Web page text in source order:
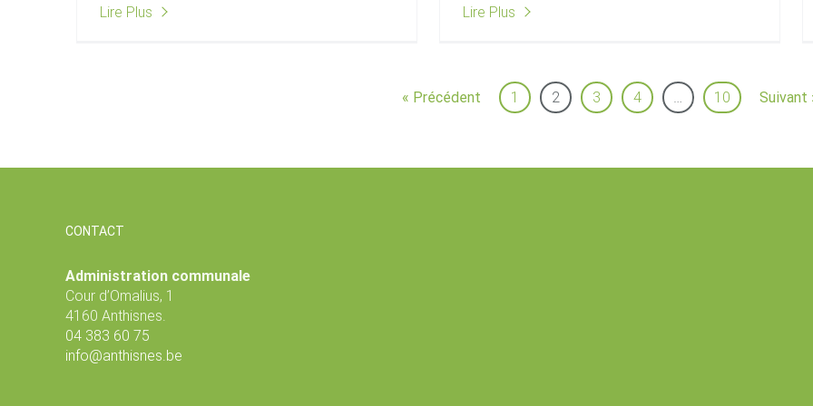
Lire Plus Lire Plus
« Précédent 1 2 3 4 10 Suivant
CONTACT
Administration communale
Cour d’Omalius, 1
4160 Anthisnes.
04 383 60 75
info@anthisnes.be